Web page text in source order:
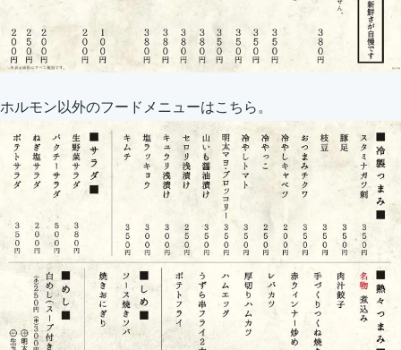
ホルモン以外のフードメニューはこちら。